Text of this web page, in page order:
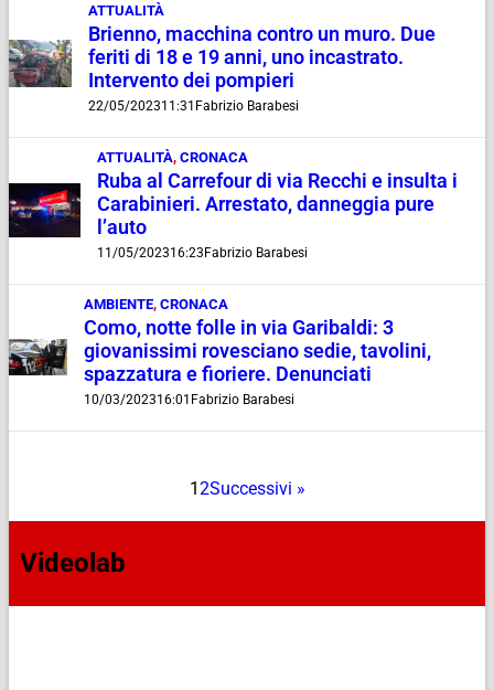
ATTUALITÀ
Brienno, macchina contro un muro. Due
feriti di 18 e 19 anni, uno incastrato.
Intervento dei pompieri
22/05/202311:31 Fabrizio Barabesi
ATTUALITÀ, CRONACA
Ruba al Carrefour di via Recchi e insulta i
Carabinieri. Arrestato, danneggia pure
l’auto
11/05/202316:23Fabrizio Barabesi
AMBIENTE,CRONACA
Como, notte folle in via Garibaldi: 3
giovanissimi rovesciano sedie, tavolini,
spazzatura e fioriere. Denunciati
10/03/202316:01 Fabrizio Barabesi
12Successivi »
Videolab